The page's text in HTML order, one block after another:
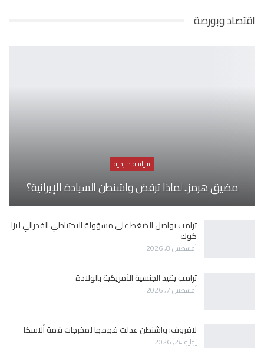
اقتصاد وبورصة
سياسة خارجية
مضيق هرمز.. لماذا ترفض واشنطن السيادة الإيرانية؟
ترامب يواصل الضغط على مسؤولة الاحتياطي الفدرالي ليزا
كوك
أغسطس 8, 2026
ترامب يقيد الجنسية الأمريكية بالولادة
أغسطس 7, 2026
لافروف: واشنطن عدلت فهمها لمخرجات قمة ألاسكا
يوليو 24, 2026